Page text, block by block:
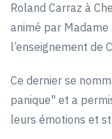
Roland Carraz à
animé par Madame
l’enseignement de
Ce dernier se
panique" et a
leurs émotions et